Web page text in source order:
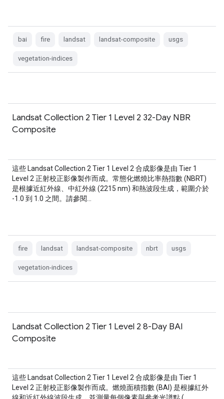
bai fire landsat landsat-composite usgs
vegetation-indices
Landsat Collection 2 Tier 1 Level 2 32-Day NBR
Composite
這些 Landsat Collection 2 Tier 1 Level 2 合成影像是由 Tier 1
Level 2 正射校正影像製作而成。常態化燃燒比率熱指數 (NBRT)
是根據近紅外線、中紅外線 (2215 nm) 和熱波段生成，範圍介於
-1.0 到 1.0 之間。請參閱…
fire landsat landsat-composite nbrt usgs
vegetation-indices
Landsat Collection 2 Tier 1 Level 2 8-Day BAI
Composite
這些 Landsat Collection 2 Tier 1 Level 2 合成影像是由 Tier 1
Level 2 正射校正影像製作而成。燃燒面積指數 (BAI) 是根據紅外